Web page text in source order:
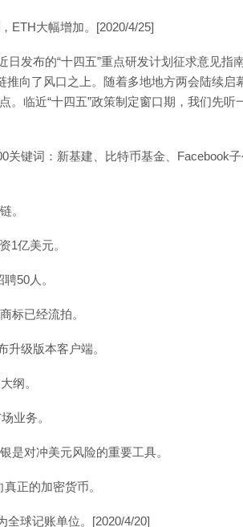
ETH大幅增加。[2020/4/25]
发布的“十四五”重点研发计划征求意见指
推向了风口之上。随着多地地方两会陆续启
临近“十四五”政策制定窗口期，我们先听
键词：新基建、比特币基金、Facebook子
。
1亿美元。
50人。
标已经流拍。
升级版本客户端。
纲。
业务。
是对冲美元风险的重要工具。
正的加密货币。
全球记账单位。[2020/4/20]